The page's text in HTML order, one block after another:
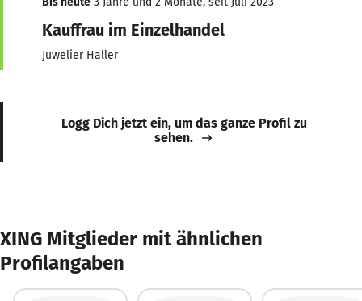
Kauffrau im Einzelhandel
Juwelier Haller
Logg Dich jetzt ein, um das ganze Profil zu
sehen.
XING Mitglieder mit ähnlichen
Profilangaben